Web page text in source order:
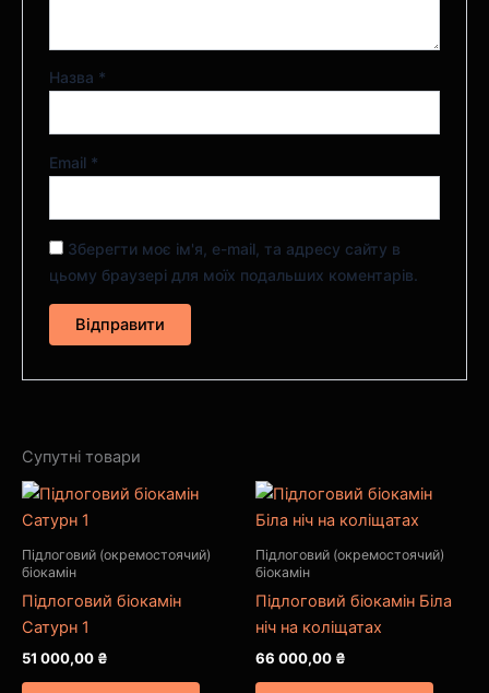
Назва *
Email *
Зберегти моє ім'я, e-mail, та адресу сайту в
цьому браузері для моїх подальших коментарів.
Супутні товари
Підлоговий (окремостоячий)
біокамін
Підлоговий біокамін
Сатурн 1
51 000,00 ₴
Підлоговий (окремостоячий)
біокамін
Підлоговий біокамін Біла
ніч на коліщатах
66 000,00 ₴